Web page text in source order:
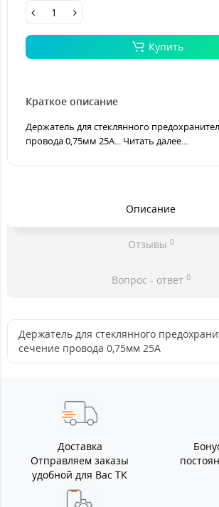
Купить
Краткое описание
Держатель для стеклянного
провода 0,75мм 25А... Читать далее...
Описание
Отзывы 0
Вопрос - ответ 0
Держатель для стеклянного
сечение провода 0,75мм 25А
Доставка
Отправляем заказы
удобной для Вас ТК